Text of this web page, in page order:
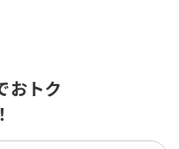
おトク